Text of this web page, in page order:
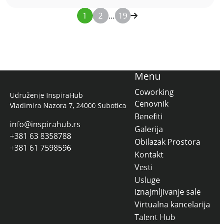
1 2 … 19
Udruženje InspiraHub
Vladimira Nazora 7, 24000 Subotica
info@inspirahub.rs
+381 63 8358788
+381 61 7598596
Menu
Coworking
Cenovnik
Benefiti
Galerija
Obilazak Prostora
Kontakt
Vesti
Usluge
Iznajmljivanje sale
Virtualna kancelarija
Talent Hub